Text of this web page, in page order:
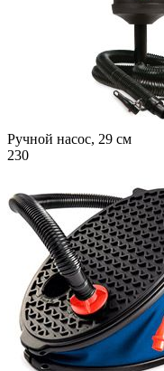
Ручной насос, 29 см
230